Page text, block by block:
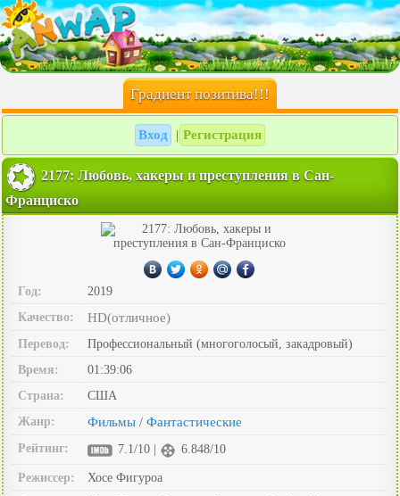
Градиент позитива!!!
Вход Регистрация
2177: Любовь, хакеры и преступления в Сан-
Франциско
Год:
2019
Качество:
HD(отличное)
Перевод:
Профессиональный (многоголосый, закадровый)
Время:
01:39:06
Страна:
США
Жанр:
Фильмы / Фантастические
Рейтинг: 7.1/10 | 6.848/10
Режиссер:
Хосе Фигуроа